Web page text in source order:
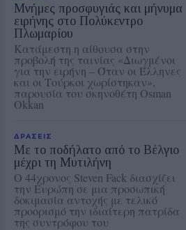
Μνήμες προσφυγιάς και μήνυμα
ειρήνης στο Πολύκεντρο
Πλωμαρίου
Κατάμεστη η αίθουσα στην
προβολή της ταινίας «Διωγμένοι
για την ειρήνη – Όταν οι Έλληνες
και οι Τούρκοι χωρίστηκαν»,
παρουσία του σκηνοθέτη Osman
Okkan
ΔΡΑΣΕΙΣ
Με το ποδήλατο από το Βέλγιο
μέχρι τη Μυτιλήνη
Ο 44χρονος Steven Fack διασχίζει
την Ευρώπη σε μια προσωπική
δοκιμασία αντοχής με τελικό
προορισμό την ιδιαίτερη πατρίδα
της συντρόφου του